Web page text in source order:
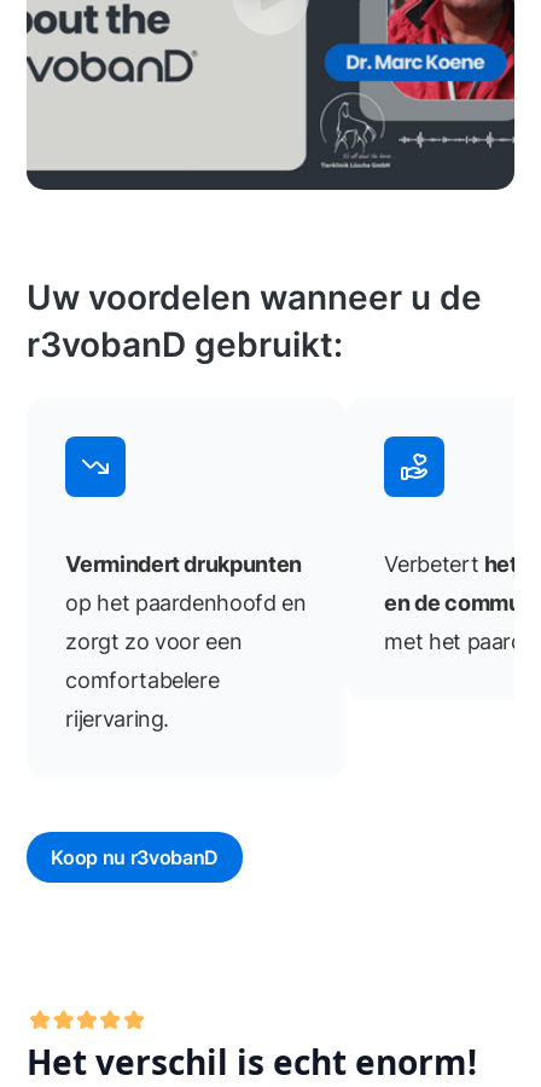
Uw voordelen wanneer u de
r3vobanD gebruikt:
Vermindert drukpunten
op het paardenhoofd en
zorgt zo voor een
comfortabelere
rijervaring.
Verbetert het
en de
met het paard
Koop nu r3vobanD
Het verschil is echt enorm!